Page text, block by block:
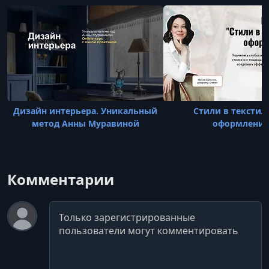
Дизайн интерьера. Уникальный
метод Анны Муравиной
Стили в
Комментарии
Комментарий